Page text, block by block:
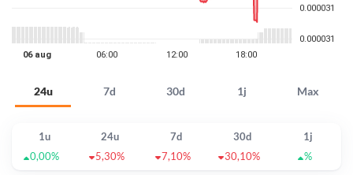
24u 7d 30d 1j Max
1u 24u 7d 30d
1j
0,00%
5,30% 7,10% 30,10% %